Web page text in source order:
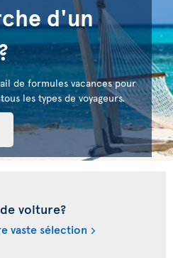
d'un
de formules vacances pour
les types de voyageurs.
voiture?
vaste sélection